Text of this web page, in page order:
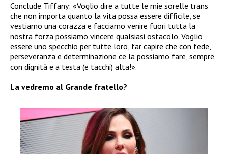
Conclude Tiffany: «Voglio dire a tutte le mie sorelle trans
che non importa quanto la vita possa essere difficile, se
vestiamo una corazza e facciamo venire fuori tutta la
nostra forza possiamo vincere qualsiasi ostacolo. Voglio
essere uno specchio per tutte loro, far capire che con fede,
perseveranza e determinazione ce la possiamo fare, sempre
con dignità e a testa (e tacchi) alta!».
La vedremo al Grande fratello?